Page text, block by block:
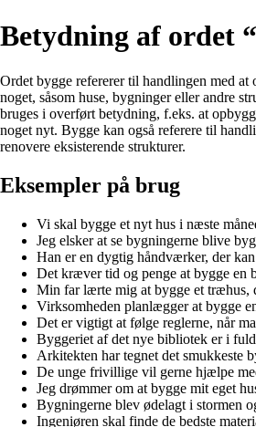
Betydning af ordet
Ordet bygge refererer til handlingen med at
noget, såsom huse, bygninger eller andre
bruges i overført betydning, f.eks. at
noget nyt. Bygge kan også referere til
renovere eksisterende strukturer.
Eksempler på brug
Vi skal bygge et nyt hus i næste
Jeg elsker at se bygningerne blive
Han er en dygtig håndværker, der
Det kræver tid og penge at bygge en
Min far lærte mig at bygge et træhus,
Virksomheden planlægger at bygge
Det er vigtigt at følge reglerne, når
Byggeriet af det nye bibliotek er i
Arkitekten har tegnet det smukkeste
De unge frivillige vil gerne hjælpe
Jeg drømmer om at bygge mit eget
Bygningerne blev ødelagt i stormen
Ingeniøren skal finde de bedste